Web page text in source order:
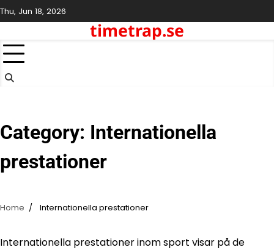
Skip
to
Thu, Jun 18, 2026
timetrap.se
Category: Internationella
prestationer
Home Internationella prestationer
Internationella prestationer inom sport visar på de